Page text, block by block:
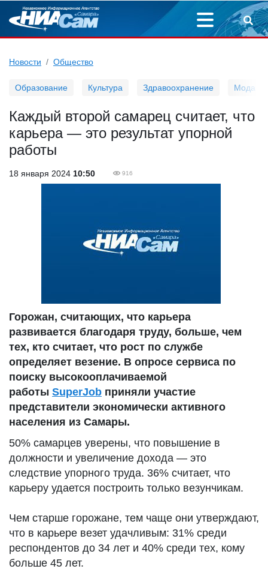
Новости Общество
Образование Культура Здравоохранение Мода
Каждый второй самарец считает, что
карьера — это результат упорной
работы
18 января 2024 10:50 916
Горожан, считающих, что карьера
развивается благодаря труду, больше, чем
тех, кто считает, что рост по службе
определяет везение. В опросе сервиса по
поиску высокооплачиваемой
работы SuperJob приняли участие
представители экономически активного
населения из Самары.
50% самарцев уверены, что повышение в
должности и увеличение дохода — это
следствие упорного труда. 36% считает, что
карьеру удается построить только везунчикам.
Чем старше горожане, тем чаще они утверждают,
что в карьере везет удачливым: 31% среди
респондентов до 34 лет и 40% среди тех, кому
больше 45 лет.